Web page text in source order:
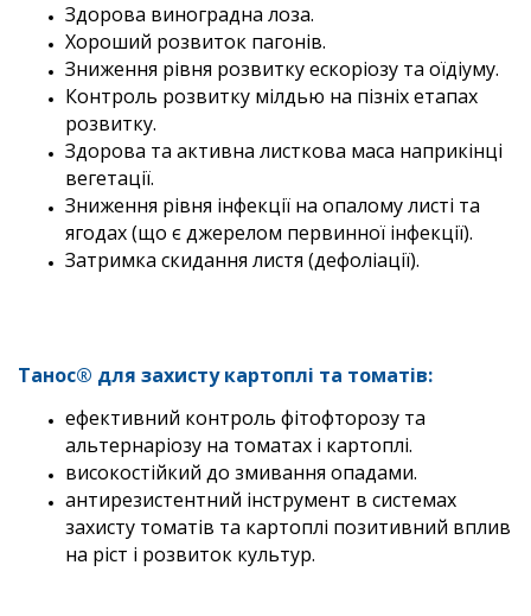
Здорова виноградна лоза.
Хороший розвиток пагонів.
Зниження рівня розвитку ескоріозу та оїдіуму.
Контроль розвитку мілдью на пізніх етапах
розвитку.
Здорова та активна листкова маса наприкінці
вегетації.
Зниження рівня інфекції на опалому листі та
ягодах (що є джерелом первинної інфекції).
Затримка скидання листя (дефоліації).
Танос® для захисту картоплі та томатів:
ефективний контроль фітофторозу та
альтернаріозу на томатах і картоплі.
високостійкий до змивання опадами.
антирезистентний інструмент в системах
захисту томатів та картоплі позитивний вплив
на ріст і розвиток культур.